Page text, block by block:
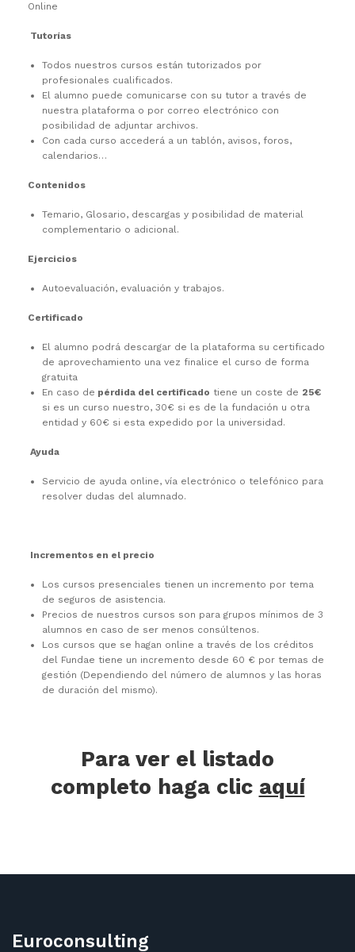
Online
Tutorías
Todos nuestros cursos están tutorizados por
profesionales cualificados.
El alumno puede comunicarse con su tutor a través de
nuestra plataforma o por correo electrónico con
posibilidad de adjuntar archivos.
Con cada curso accederá a un tablón, avisos, foros,
calendarios…
Contenidos
Temario, Glosario, descargas y posibilidad de material
complementario o adicional.
Ejercicios
Autoevaluación, evaluación y trabajos.
Certificado
El alumno podrá descargar de la plataforma su certificado
de aprovechamiento una vez finalice el curso de forma
gratuita
En caso de pérdida del certificado tiene un coste de 25€
si es un curso nuestro, 30€ si es de la fundación u otra
entidad y 60€ si esta expedido por la universidad.
Ayuda
Servicio de ayuda online, vía electrónico o telefónico para
resolver dudas del alumnado.
Incrementos en el precio
Los cursos presenciales tienen un incremento por tema
de seguros de asistencia.
Precios de nuestros cursos son para grupos mínimos de 3
alumnos en caso de ser menos consúltenos.
Los cursos que se hagan online a través de los créditos
del Fundae tiene un incremento desde 60 € por temas de
gestión (Dependiendo del número de alumnos y las horas
de duración del mismo).
Para ver el listado
completo haga clic aquí
Euroconsulting